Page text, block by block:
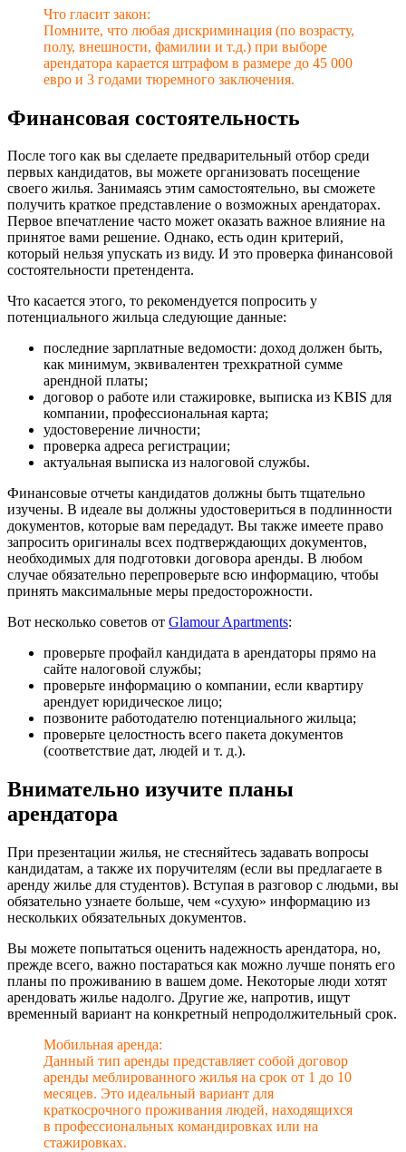
Что гласит закон:
Помните, что любая дискриминация (по возрасту,
полу, внешности, фамилии и т.д.) при выборе
арендатора карается штрафом в размере до 45 000
евро и 3 годами тюремного заключения.
Финансовая состоятельность
После того как вы сделаете предварительный отбор среди
первых кандидатов, вы можете организовать посещение
своего жилья. Занимаясь этим самостоятельно, вы сможете
получить краткое представление о возможных арендаторах.
Первое впечатление часто может оказать важное влияние на
принятое вами решение. Однако, есть один критерий,
который нельзя упускать из виду. И это проверка финансовой
состоятельности претендента.
Что касается этого, то рекомендуется попросить у
потенциального жильца следующие данные:
последние зарплатные ведомости: доход должен быть,
как минимум, эквивалентен трехкратной сумме
арендной платы;
договор о работе или стажировке, выписка из KBIS для
компании, профессиональная карта;
удостоверение личности;
проверка адреса регистрации;
актуальная выписка из налоговой службы.
Финансовые отчеты кандидатов должны быть тщательно
изучены. В идеале вы должны удостовериться в подлинности
документов, которые вам передадут. Вы также имеете право
запросить оригиналы всех подтверждающих документов,
необходимых для подготовки договора аренды. В любом
случае обязательно перепроверьте всю информацию, чтобы
принять максимальные меры предосторожности.
Вот несколько советов от Glamour Apartments:
проверьте профайл кандидата в арендаторы прямо на
сайте налоговой службы;
проверьте информацию о компании, если квартиру
арендует юридическое лицо;
позвоните работодателю потенциального жильца;
проверьте целостность всего пакета документов
(соответствие дат, людей и т. д.).
Внимательно изучите планы
арендатора
При презентации жилья, не стесняйтесь задавать вопросы
кандидатам, а также их поручителям (если вы предлагаете в
аренду жилье для студентов). Вступая в разговор с людьми, вы
обязательно узнаете больше, чем «сухую» информацию из
нескольких обязательных документов.
Вы можете попытаться оценить надежность арендатора, но,
прежде всего, важно постараться как можно лучше понять его
планы по проживанию в вашем доме. Некоторые люди хотят
арендовать жилье надолго. Другие же, напротив, ищут
временный вариант на конкретный непродолжительный срок.
Мобильная аренда:
Данный тип аренды представляет собой договор
аренды меблированного жилья на срок от 1 до 10
месяцев. Это идеальный вариант для
краткосрочного проживания людей, находящихся
в профессиональных командировках или на
стажировках.